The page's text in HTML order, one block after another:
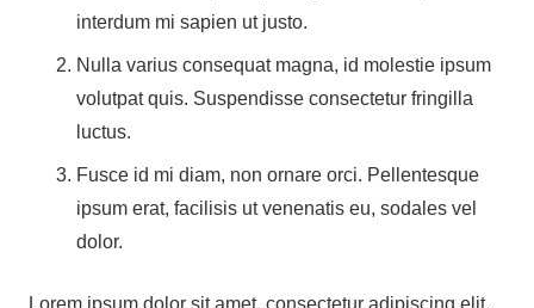
interdum mi sapien ut justo.
Nulla varius consequat magna, id molestie ipsum
volutpat quis. Suspendisse consectetur fringilla
luctus.
Fusce id mi diam, non ornare orci. Pellentesque
ipsum erat, facilisis ut venenatis eu, sodales vel
dolor.
Lorem ipsum dolor sit amet, consectetur adipiscing elit.